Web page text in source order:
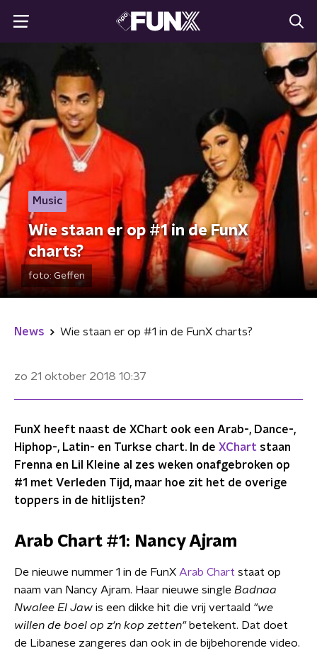
Music
Wie staan er op #1 in de FunX
charts?
foto: Geffen
News Wie staan er op #1 in de FunX charts?
zo 21 oktober 2018 10:37
FunX heeft naast de XChart ook een Arab-, Dance-,
Hiphop-, Latin- en Turkse chart. In de XChart staan
Frenna en Lil Kleine al zes weken onafgebroken op
#1 met Verleden Tijd, maar hoe zit het de overige
toppers in de hitlijsten?
Arab Chart #1: Nancy Ajram
De nieuwe nummer 1 in de FunX Arab Chart staat op
naam van Nancy Ajram. Haar nieuwe single Badnaa
Nwalee El Jaw is een dikke hit die vrij vertaald "we
willen de boel op z'n kop zetten"betekent. Dat doet
de Libanese zangeres dan ook in de bijbehorende video.